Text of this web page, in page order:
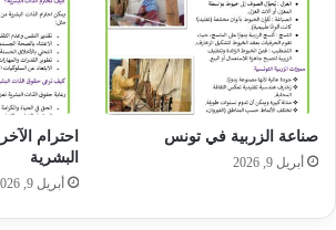
صناعة الزربية في تونس
أبريل 9, 2026
احترام
البشرية
أبريل 9, 2026